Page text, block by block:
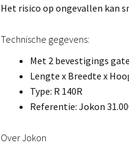
Het risico op ongevallen kan
Technische gegevens:
Met 2 bevestigings
Lengte x Breedte x
Type: R 140R
Referentie: Jokon
Over Jokon